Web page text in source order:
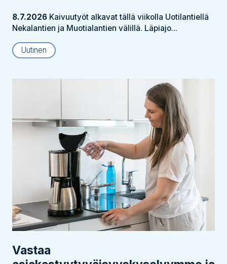
8.7.2026 Kaivuutyöt alkavat tällä viikolla Uotilantiellä
Nekalantien ja Muotialantien välillä. Läpiajo...
Uutinen
Vastaa